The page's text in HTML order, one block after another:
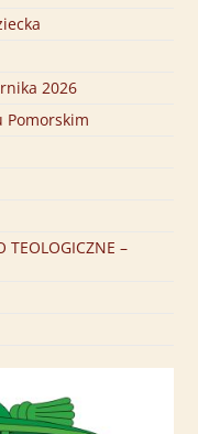
2026
Pomorskim
TEOLOGICZNE –